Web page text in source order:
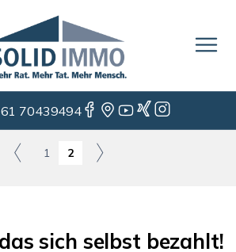
70439494
1 2
sich selbst bezahlt!